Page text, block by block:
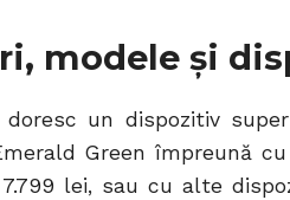
modele și
un dispozitiv
Green împreună
lei, sau cu alte